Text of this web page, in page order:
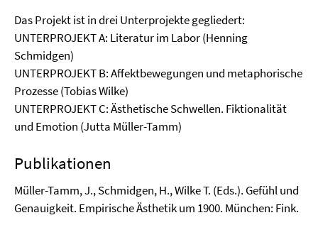
Das Projekt ist in drei Unterprojekte gegliedert:
UNTERPROJEKT A: Literatur im Labor (Henning
Schmidgen)
UNTERPROJEKT B: Affektbewegungen und metaphorische
Prozesse (Tobias Wilke)
UNTERPROJEKT C: Ästhetische Schwellen. Fiktionalität
und Emotion (Jutta Müller-Tamm)
Publikationen
Müller-Tamm, J., Schmidgen, H., Wilke T. (Eds.). Gefühl und
Genauigkeit. Empirische Ästhetik um 1900. München: Fink.